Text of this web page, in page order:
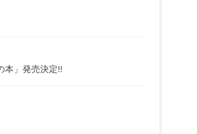
本」発売決定!!